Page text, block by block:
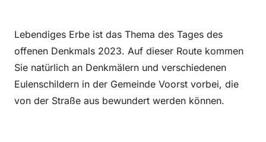
Lebendiges Erbe ist das Thema des Tages des
offenen Denkmals 2023. Auf dieser Route kommen
Sie natürlich an Denkmälern und verschiedenen
Eulenschildern in der Gemeinde Voorst vorbei, die
von der Straße aus bewundert werden können.